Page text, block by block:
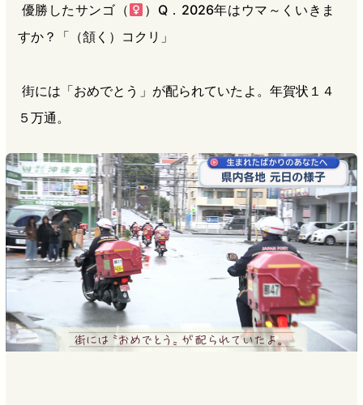
優勝したサンゴ（
）Q．2026年はウマ～くいきま
すか？「（頷く）コクリ」
街には「おめでとう」が配られていたよ。年賀状１４
５万通。